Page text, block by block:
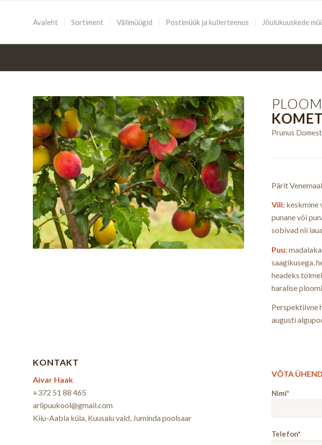
Avaleht Sortiment Välimüügid Postimüük ja kullerteenus Jõulukuuskede
Prunus
Pärit
Vili: keskmine
punane või
sobivad nii
Puu:
saagikusega,
headeks
haralise
Perspektiivne
augusti
KONTAKT
Aivar Haak
+372 51 88 465
arlipuukool@gmail.com
Kiiu-Aabla küla, Kuusalu vald, Juminda poolsaar
VÕTA
Nimi*
Telefon*